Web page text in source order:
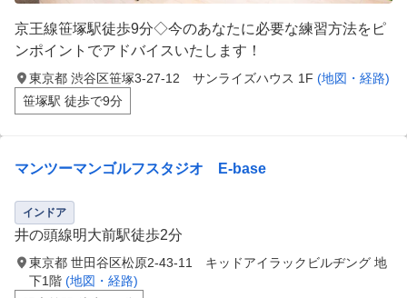
京王線笹塚駅徒歩9分◇今のあなたに必要な練習方法をピ
ンポイントでアドバイスいたします！
東京都 渋谷区笹塚3-27-12 サンライズハウス 1F (地図・経路)
笹塚駅 徒歩で9分
マンツーマンゴルフスタジオ E-base
インドア
井の頭線明大前駅徒歩2分
東京都 世田谷区松原2-43-11 キッドアイラックビルヂング 地
下1階 (地図・経路)